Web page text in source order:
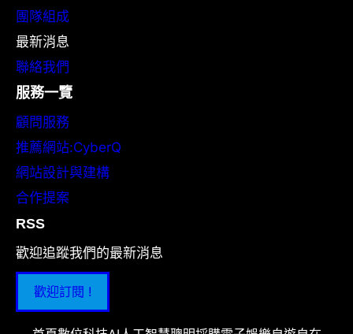
團隊組成
最新消息
聯絡我們
服務一覽
顧問服務
推薦網站:CyberQ
網站設計與建構
合作提案
RSS
歡迎追蹤我們的最新消息
歡迎訂閱 !